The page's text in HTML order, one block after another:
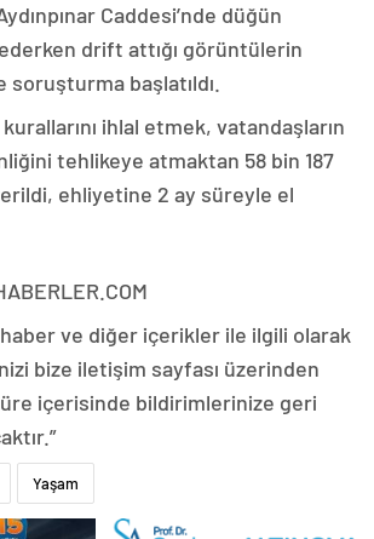
Caddesi’nde düğün
drift attığı görüntülerin
soruşturma başlatıldı.
ihlal etmek, vatandaşların
tehlikeye atmaktan 58 bin 187
ehliyetine 2 ay süreyle el
haber ve diğer içerikler ile ilgili olarak
bize iletişim sayfası üzerinden
içerisinde bildirimlerinize geri
Yaşam